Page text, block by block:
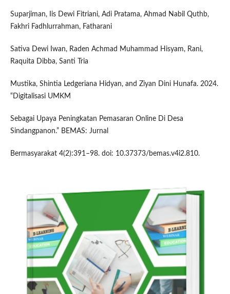
Suparjiman, Iis Dewi Fitriani, Adi Pratama, Ahmad Nabil Quthb,
Fakhri Fadhlurrahman, Fatharani
Sativa Dewi Iwan, Raden Achmad Muhammad Hisyam, Rani,
Raquita Dibba, Santi Tria
Mustika, Shintia Ledgeriana Hidyan, and Ziyan Dini Hunafa. 2024.
“Digitalisasi UMKM
Sebagai Upaya Peningkatan Pemasaran Online Di Desa
Sindangpanon.” BEMAS: Jurnal
Bermasyarakat 4(2):391–98. doi: 10.37373/bemas.v4i2.810.